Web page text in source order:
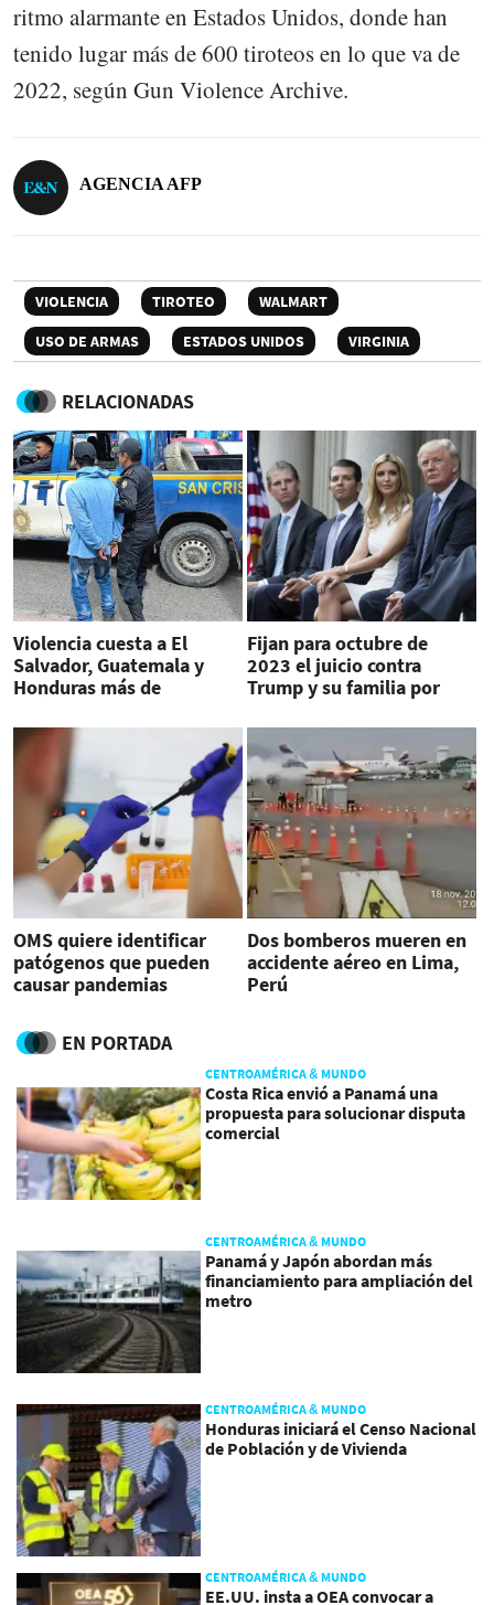
ritmo alarmante en Estados Unidos, donde han
tenido lugar más de 600 tiroteos en lo que va de
2022, según Gun Violence Archive.
AGENCIA AFP
VIOLENCIA TIROTEO
WALMART
USO DE ARMAS
ESTADOS UNIDOS VIRGINIA
RELACIONADAS
Violencia cuesta a El
Salvador, Guatemala y
Honduras más de
anualmente
Fijan para octubre de
2023 el juicio contra
Trump y su familia por
OMS quiere identificar
patógenos que pueden
causar pandemias
Dos bomberos mueren en
accidente aéreo en Lima,
Perú
EN PORTADA
CENTROAMÉRICA & MUNDO
Costa Rica envió a Panamá una
propuesta para solucionar disputa
comercial
CENTROAMÉRICA & MUNDO
Panamá y Japón abordan más
financiamiento para ampliación del
metro
CENTROAMÉRICA & MUNDO
Honduras iniciará el Censo Nacional
de Población y de Vivienda
CENTROAMÉRICA & MUNDO
EE.UU. insta a OEA convocar a